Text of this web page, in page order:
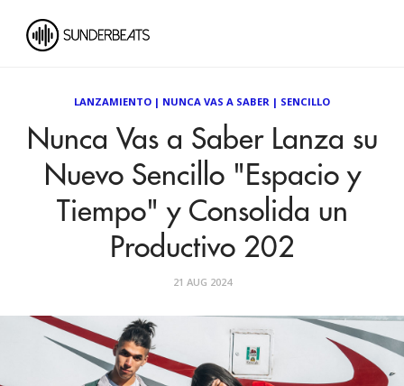
LANZAMIENTO | NUNCA VAS A SABER | SENCILLO
Nunca Vas a Saber Lanza su
Nuevo Sencillo "Espacio y
Tiempo" y Consolida un
Productivo 202
21 AUG 2024